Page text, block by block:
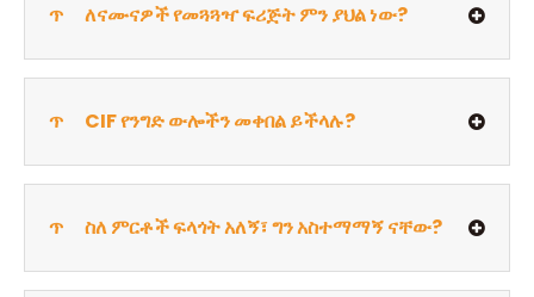
ጥ ለናሙናዎች የመጓጓዣ ፍሪጅት ምን ያህል ነው?
ጥ CIF የንግድ ውሎችን መቀበል ይችላሉ?
ጥ ስለ ምርቶች ፍላጎት አለኝ፣ ግን አስተማማኝ ናቸው?